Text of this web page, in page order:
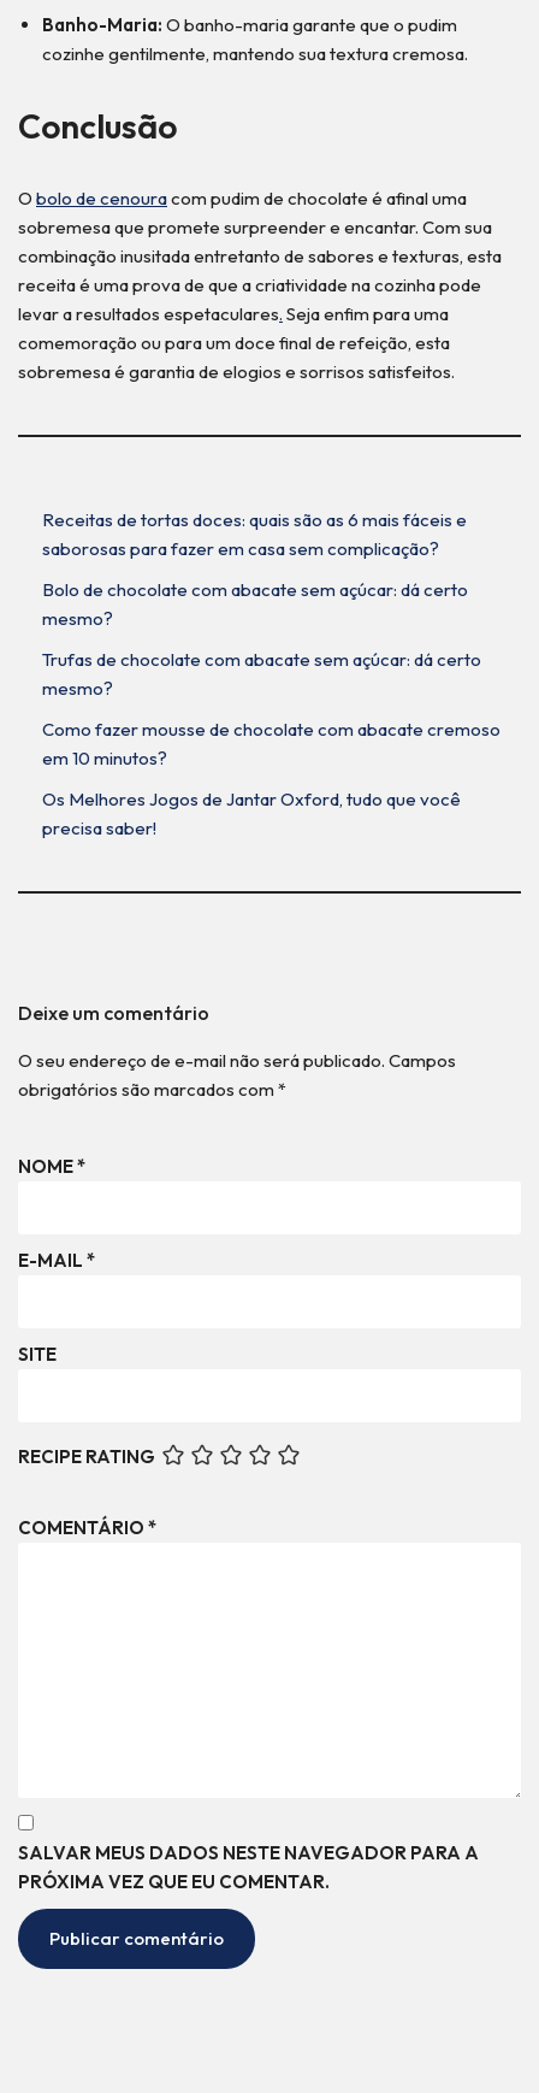
Banho-Maria: O banho-maria garante que o pudim
cozinhe gentilmente, mantendo sua textura cremosa.
Conclusão
O bolo de cenouracom pudim de chocolate é afinal uma
sobremesa que promete surpreender e encantar. Com sua
combinação inusitada entretanto de sabores e texturas, esta
receita é uma prova de que a criatividade na cozinha pode
levar a resultados espetaculares. Seja enfim para uma
comemoração ou para um doce final de refeição, esta
sobremesa é garantia de elogios e sorrisos satisfeitos.
Receitas de tortas doces: quais são as 6 mais fáceis e
saborosas para fazer em casa sem complicação?
Bolo de chocolate com abacate sem açúcar: dá certo
mesmo?
Trufas de chocolate com abacate sem açúcar: dá certo
mesmo?
Como fazer mousse de chocolate com abacate cremoso
em 10 minutos?
Os Melhores Jogos de Jantar Oxford, tudo que você
precisa saber!
Deixe um comentário
O seu endereço de e-mail não será publicado. Campos
obrigatórios são marcados com *
NOME*
E-MAIL *
SITE
RECIPE RATING
COMENTÁRIO *
SALVAR MEUS DADOS NESTE NAVEGADOR PARA A
PRÓXIMA VEZ QUE EU COMENTAR.